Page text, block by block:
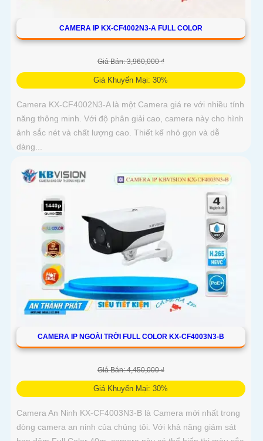
CAMERA IP KX-CF4002N3-A FULL COLOR
Giá Bán: 3,960,000 ₫
Giá Khuyến Mại: 30%
Camera KX-CF4002N3-A là một Camera giá re với nhiều tính
năng thông minh. Với độ phân giải cao, camera này cho hình
ảnh sắc nét và chất lượng cao. Thiết kế nhỏ gọn và dễ
dàng...
CAMERA IP NGOÀI TRỜI FULL COLOR KX-CF4003N3-B
Giá Bán: 4,450,000 ₫
Giá Khuyến Mại: 30%
Camera An Ninh KX-CF4003N3-B là Camera mới nhất trong
dòng camera an ninh của chúng tôi. Với khả năng giám sát